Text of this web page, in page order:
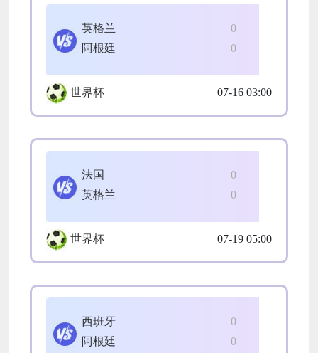
0
英格兰
0
阿根廷
世界杯 07-16 03:00
0
法国
0
英格兰
世界杯 07-19 05:00
0
西班牙
0
阿根廷